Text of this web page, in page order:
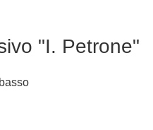
"I. Petrone"